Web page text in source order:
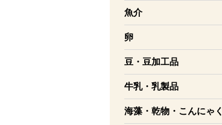
魚介
を開く
卵
を開く
豆・豆加工品
を開く
牛乳・乳製品
を開く
海藻・乾物・こんにゃく
を開く